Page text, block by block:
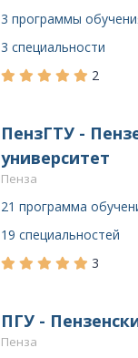
3 программы
3 специальности
2
ПензГТУ -
университет
Пенза
21 программа
19 специальностей
3
ПГУ -
Пенза